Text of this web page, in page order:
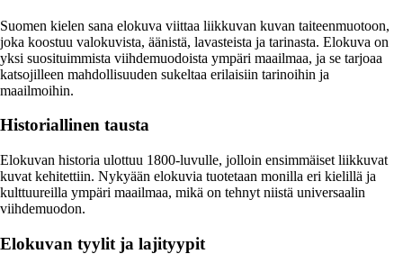
Suomen kielen sana elokuva viittaa liikkuvan kuvan taiteenmuotoon,
joka koostuu valokuvista, äänistä, lavasteista ja tarinasta. Elokuva on
yksi suosituimmista viihdemuodoista ympäri maailmaa, ja se tarjoaa
katsojilleen mahdollisuuden sukeltaa erilaisiin tarinoihin ja
maailmoihin.
Historiallinen tausta
Elokuvan historia ulottuu 1800-luvulle, jolloin ensimmäiset liikkuvat
kuvat kehitettiin. Nykyään elokuvia tuotetaan monilla eri kielillä ja
kulttuureilla ympäri maailmaa, mikä on tehnyt niistä universaalin
viihdemuodon.
Elokuvan tyylit ja lajityypit